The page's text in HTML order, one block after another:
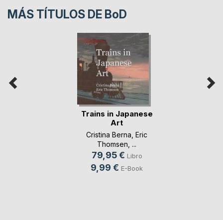
MÁS TÍTULOS DE BoD
Trains in Japanese
Art
Cristina Berna Eric
Thomsen , ...
79,95 € Libro
9,99 € E-Book